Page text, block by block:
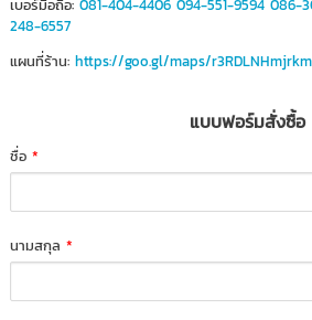
เบอร์มือถือ: 081-404-4406 094-551-9594 086-
248-6557
แผนที่ร้าน:https://goo.gl/maps/
แบบฟอร์มสั่งซื้อ
ชื่อ*
นามสกุล*